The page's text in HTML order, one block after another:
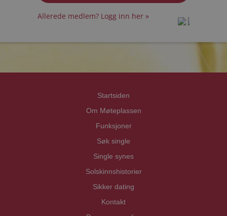
Allerede medlem? Logg inn her »
Startsiden
Om Møteplassen
Funksjoner
Søk single
Single synes
Solskinnshistorier
Sikker dating
Kontakt